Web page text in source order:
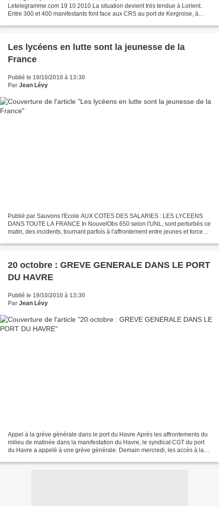
Letelegramme.com 19 10 2010 La situation devient très tendue à Lorient.
Entre 300 et 400 manifestants font face aux CRS au port de Kergroise, à
Les lycéens en lutte sont la jeunesse de la
France
Publié le 19/10/2010 à 13:30
Par Jean Lévy
Publié par Sauvons l'Ecole AUX COTES DES SALARIES : LES LYCEENS
DANS TOUTE LA FRANCE In NouvelObs 650 selon l'UNL, sont perturbés ce
matin, des incidents, tournant parfois à l'affrontement entre jeunes et forces
20 octobre : GREVE GENERALE DANS LE PORT
DU HAVRE
Publié le 19/10/2010 à 13:30
Par Jean Lévy
Appel à la grève générale dans le port du Havre Après les affrontements du
milieu de matinée dans la manifestation du Havre, le syndicat CGT du port
du Havre a appelé à une grève générale. Demain mercredi, les accès à la